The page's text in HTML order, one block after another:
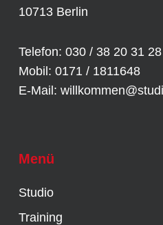
10713 Berlin
Telefon: 030 / 38 20 31 28
Mobil: 0171 / 1811648
E-Mail:
Menü
Studio
Training